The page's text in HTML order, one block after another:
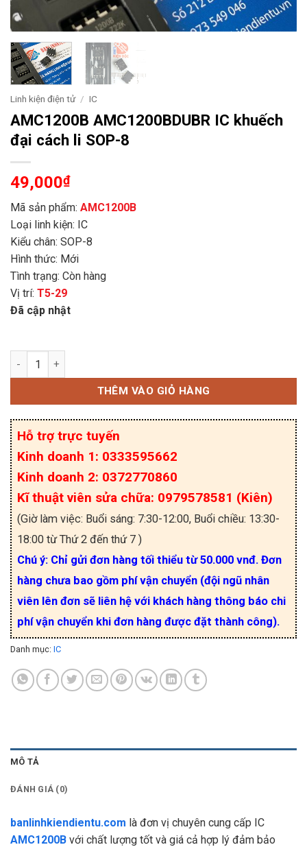
Linh kiện điện tử / IC
AMC1200B AMC1200BDUBR IC khuếch
đại cách li SOP-8
49,000₫
Mã sản phẩm: AMC1200B
Loại linh kiện: IC
Kiểu chân: SOP-8
Hình thức: Mới
Tình trạng: Còn hàng
Vị trí: T5-29
Đã cập nhật
AMC1200B AMC1200BDUBR IC khuếch đại cách
THÊM VÀO GIỎ HÀNG
Hỗ trợ trực tuyến
Kinh doanh 1: 0333595662
Kinh doanh 2: 0372770860
Kĩ thuật viên sửa chữa: 0979578581 (Kiên)
(Giờ làm việc: Buổi sáng: 7:30-12:00, Buổi chiều: 13:30-
18:00 từ Thứ 2 đến thứ 7 )
Chú ý: Chỉ gửi đơn hàng tối thiểu từ 50.000 vnđ. Đơn
hàng chưa bao gồm phí vận chuyển (đội ngũ nhân
viên lên đơn sẽ liên hệ với khách hàng thông báo chi
phí vận chuyển khi đơn hàng được đặt thành công).
Danh mục: IC
MÔ TẢ
ĐÁNH GIÁ (0)
banlinhkiendientu.com là đơn vị chuyên cung cấp IC
AMC1200B với chất lượng tốt và giá cả hợp lý đảm bảo